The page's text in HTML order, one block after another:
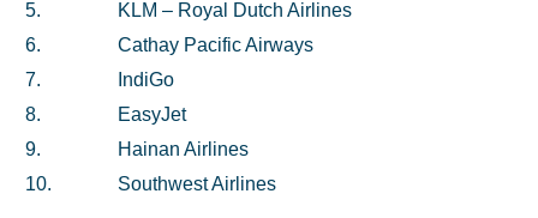
5.
KLM – Royal Dutch Airlines
6.
Cathay Pacific Airways
7.
IndiGo
8.
EasyJet
9.
Hainan Airlines
10.
Southwest Airlines